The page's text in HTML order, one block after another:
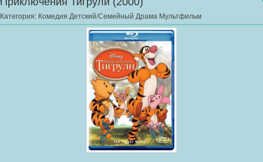
Категория: Комедия Детский/Семейный Драма Мультфильм